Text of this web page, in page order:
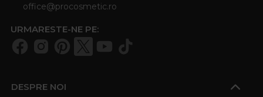
office@procosmetic.ro
URMARESTE-NE PE:
DESPRE NOI